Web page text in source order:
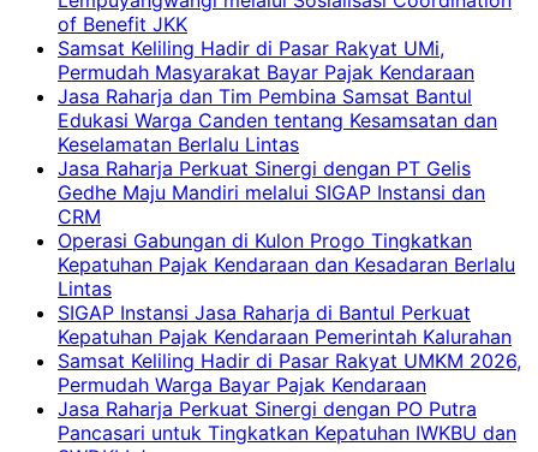
of Benefit JKK
Samsat Keliling Hadir di Pasar Rakyat UMi,
Permudah Masyarakat Bayar Pajak Kendaraan
Jasa Raharja dan Tim Pembina Samsat Bantul
Edukasi Warga Canden tentang Kesamsatan dan
Keselamatan Berlalu Lintas
Jasa Raharja Perkuat Sinergi dengan PT Gelis
Gedhe Maju Mandiri melalui SIGAP Instansi dan
CRM
Operasi Gabungan di Kulon Progo Tingkatkan
Kepatuhan Pajak Kendaraan dan Kesadaran Berlalu
Lintas
SIGAP Instansi Jasa Raharja di Bantul Perkuat
Kepatuhan Pajak Kendaraan Pemerintah Kalurahan
Samsat Keliling Hadir di Pasar Rakyat UMKM 2026,
Permudah Warga Bayar Pajak Kendaraan
Jasa Raharja Perkuat Sinergi dengan PO Putra
Pancasari untuk Tingkatkan Kepatuhan IWKBU dan